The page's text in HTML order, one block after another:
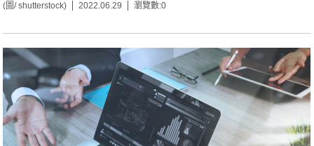
(圖/ shutterstock) 2022.06.29 瀏覽數:0